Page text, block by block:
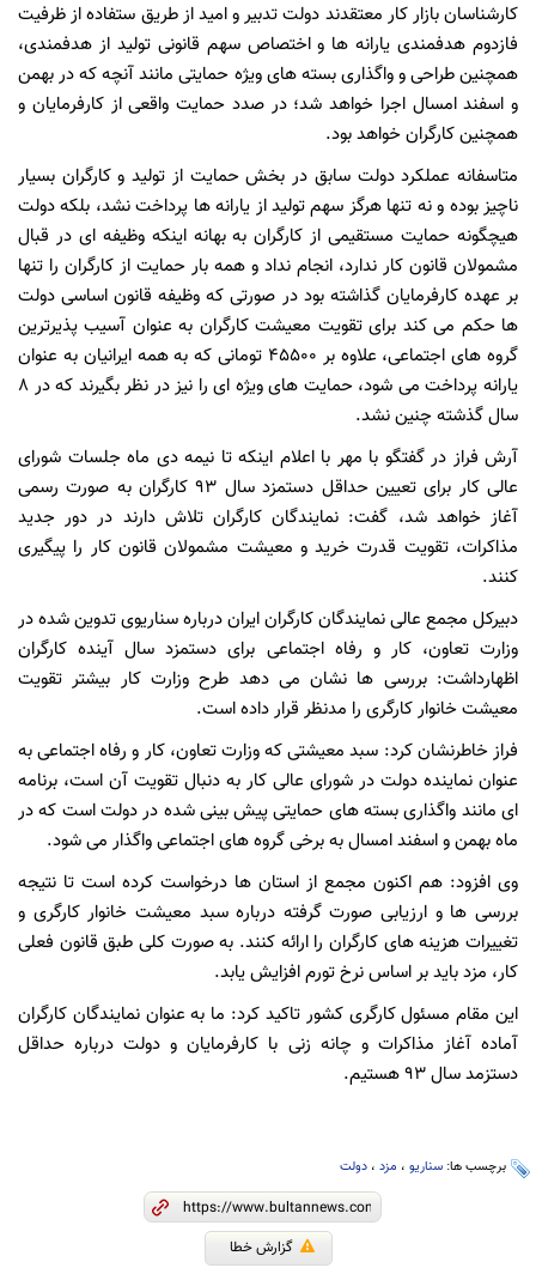
کارشناسان بازار کار معتقدند دولت تدبیر و امید از طریق ستفاده از ظرفیت
فازدوم هدفمندی یارانه ها و اختصاص سهم قانونی تولید از هدفمندی،
همچنین طراحی و واگذاری بسته های ویژه حمایتی مانند آنچه که در بهمن
و اسفند امسال اجرا خواهد شد؛ در صدد حمایت واقعی از کارفرمایان و
همچنین کارگران خواهد بود.
متاسفانه عملکرد دولت سابق در بخش حمایت از تولید و کارگران بسیار
ناچیز بوده و نه تنها هرگز سهم تولید از یارانه ها پرداخت نشد، بلکه دولت
هیچگونه حمایت مستقیمی از کارگران به بهانه اینکه وظیفه ای در قبال
مشمولان قانون کار ندارد، انجام نداد و همه بار حمایت از کارگران را تنها
بر عهده کارفرمایان گذاشته بود در صورتی که وظیفه قانون اساسی دولت
ها حکم می کند برای تقویت معیشت کارگران به عنوان آسیب پذیرترین
گروه های اجتماعی، علاوه بر 45500 تومانی که به همه ایرانیان به عنوان
یارانه پرداخت می شود، حمایت های ویژه ای را نیز در نظر بگیرند که در 8
سال گذشته چنین نشد.
آرش فراز در گفتگو با مهر با اعلام اینکه تا نیمه دی ماه جلسات شورای
عالی کار برای تعیین حداقل دستمزد سال 93 کارگران به صورت رسمی
آغاز خواهد شد، گفت: نمایندگان کارگران تلاش دارند در دور جدید
مذاکرات، تقویت قدرت خرید و معیشت مشمولان قانون کار را پیگیری
کنند.
دبیرکل مجمع عالی نمایندگان کارگران ایران درباره سناریوی تدوین شده در
وزارت تعاون، کار و رفاه اجتماعی برای دستمزد سال آینده کارگران
اظهارداشت: بررسی ها نشان می دهد طرح وزارت کار بیشتر تقویت
معیشت خانوار کارگری را مدنظر قرار داده است.
فراز خاطرنشان کرد: سبد معیشتی که وزارت تعاون، کار و رفاه اجتماعی به
عنوان نماینده دولت در شورای عالی کار به دنبال تقویت آن است، برنامه
ای مانند واگذاری بسته های حمایتی پیش بینی شده در دولت است که در
ماه بهمن و اسفند امسال به برخی گروه های اجتماعی واگذار می شود.
وی افزود: هم اکنون مجمع از استان ها درخواست کرده است تا نتیجه
بررسی ها و ارزیابی صورت گرفته درباره سبد معیشت خانوار کارگری و
تغییرات هزینه های کارگران را ارائه کنند. به صورت کلی طبق قانون فعلی
کار، مزد باید بر اساس نرخ تورم افزایش یابد.
این مقام مسئول کارگری کشور تاکید کرد: ما به عنوان نمایندگان کارگران
آماده آغاز مذاکرات و چانه زنی با کارفرمایان و دولت درباره حداقل
دستزمد سال 93 هستیم.
برچسب ها: سناریو ، مزد ، دولت
گزارش خطا